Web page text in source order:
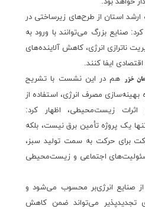
استان از طرح‌های زیرساختی در
صنایع بزرگ می‌توانند با ورود به
ناترازی انرژی، کاهش آلاینده‌های
ایفا کنند.
خزر
هم در این نشست با تشریح
بهینه‌سازی مصرف انرژی، استفاده از
زیست‌محیطی، اظهار کرد:
یک پروژه تأمین برق نیست، بلکه
برای حرکت به سمت تولید سبز،
اجتماعی و زیست‌محیطی
صنایع انرژی‌بر محسوب می‌شود و
تجدیدپذیر می‌تواند ضمن کاهش